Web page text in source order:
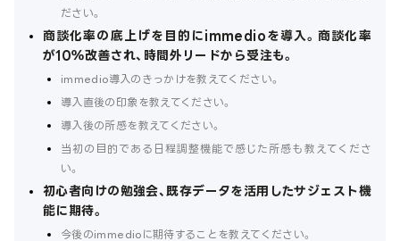
ださい。
商談化率の底上げを目的にimmedioを導入。商談化率
が10％改善され、時間外リードから受注も。
immedio導入のきっかけを教えてください。
導入直後の印象を教えてください。
導入後の所感を教えてください。
当初の目的である日程調整機能で感じた所感も教えてくださ
い。
初心者向けの勉強会、既存データを活用したサジェスト機
能に期待。
今後のimmedioに期待することを教えてください。